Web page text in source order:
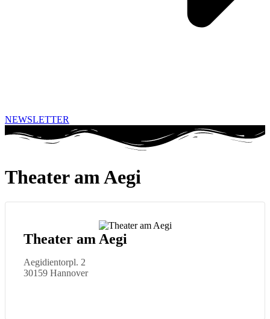
NEWSLETTER
Theater am Aegi
Theater am Aegi
Aegidientorpl. 2
30159 Hannover